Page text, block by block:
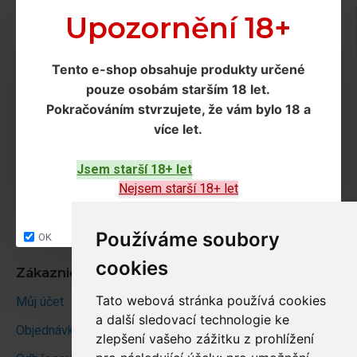
Používáme soubory
cookies
Tato webová stránka používá cookies
a další sledovací technologie ke
zlepšení vašeho zážitku z prohlížení
Upozornění 18+
Tento e-shop obsahuje produkty určené
pouze osobám starším 18 let.
Pokračováním stvrzujete, že vám bylo 18 a
více let.
Jsem starší 18+ let
Nejsem starší 18+ let
OK
Ochrana os. údajů
Obchodní podmínky
Site map
Zákaznický účet
Můj účet
Objednávky